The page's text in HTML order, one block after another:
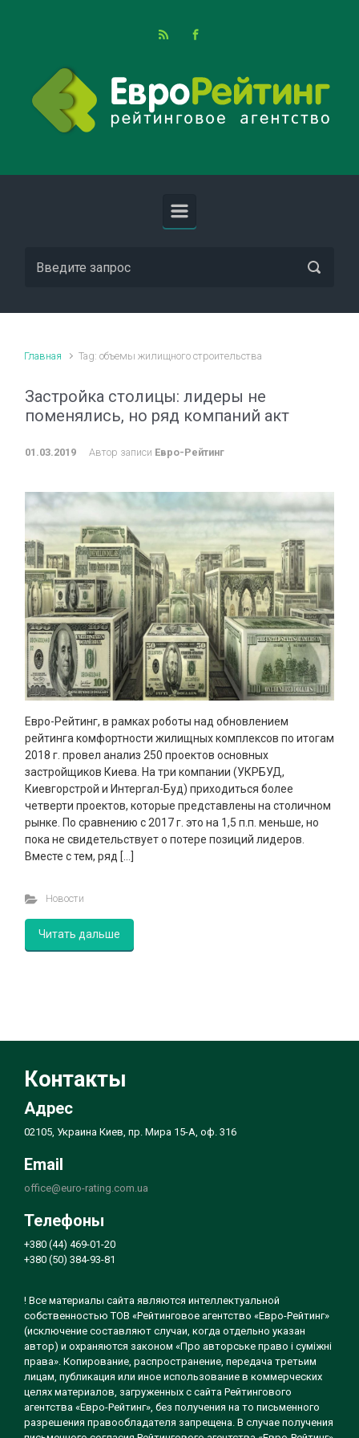
Главная Tag: объемы жилищного строительства
Застройка столицы: лидеры не
поменялись, но ряд компаний акт
01.03.2019 Автор записи Евро-Рейтинг
Евро-Рейтинг, в рамках роботы над обновлением
рейтинга комфортности жилищных комплексов по итогам
2018 г. провел анализ 250 проектов основных
застройщиков Киева. На три компании (УКРБУД,
Киевгорстрой и Интергал-Буд) приходиться более
четверти проектов, которые представлены на столичном
рынке. По сравнению с 2017 г. это на 1,5 п.п. меньше, но
пока не свидетельствует о потере позиций лидеров.
Вместе с тем, ряд […]
Новости
Читать дальше
Контакты
Адрес
02105, Украина Киев, пр. Мира 15-А, оф. 316
Email
office@euro-rating.com.ua
Телефоны
+380 (44) 469-01-20
+380 (50) 384-93-81
! Все материалы сайта являются интеллектуальной
собственностью ТОВ «Рейтинговое агентство «Евро-Рейтинг»
(исключение составляют случаи, когда отдельно указан
автор) и охраняются законом «Про авторське право і суміжні
права». Копирование, распространение, передача третьим
лицам, публикация или иное использование в коммерческих
целях материалов, загруженных с сайта Рейтингового
агентства «Евро-Рейтинг», без получения на то письменного
разрешения правообладателя запрещена. В случае получения